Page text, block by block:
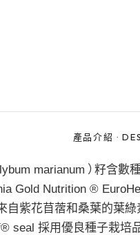
產品介紹 ·
marianum ）籽含數
Gold Nutrition ®
自紫花苜蓿和桑葉的葉
seal 採用優良種子栽